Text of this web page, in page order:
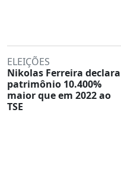
ELEIÇÕES
Nikolas Ferreira declara
patrimônio 10.400%
maior que em 2022 ao
TSE